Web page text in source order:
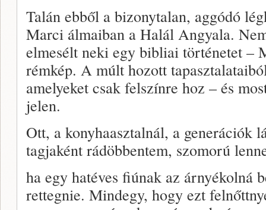
Talán ebből a bizonytalan, aggódó
Marci álmaiban a Halál Angyala.
elmesélt neki egy bibliai történetet –
rémkép. A múlt hozott
amelyeket csak felszínre hoz – és
jelen.
Ott, a konyhaasztalnál, a generációk
tagjaként rádöbbentem, szomorú
ha egy hatéves fiúnak az árnyékolná
rettegnie. Mindegy, hogy ezt